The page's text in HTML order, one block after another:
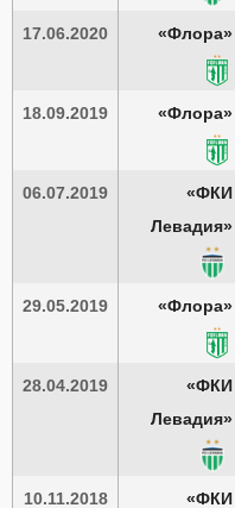
17.06.2020 «Флора»
18.09.2019 «Флора»
06.07.2019
«ФКИ
Левадия»
29.05.2019 «Флора»
28.04.2019
«ФКИ
Левадия»
10.11.2018 «ФКИ